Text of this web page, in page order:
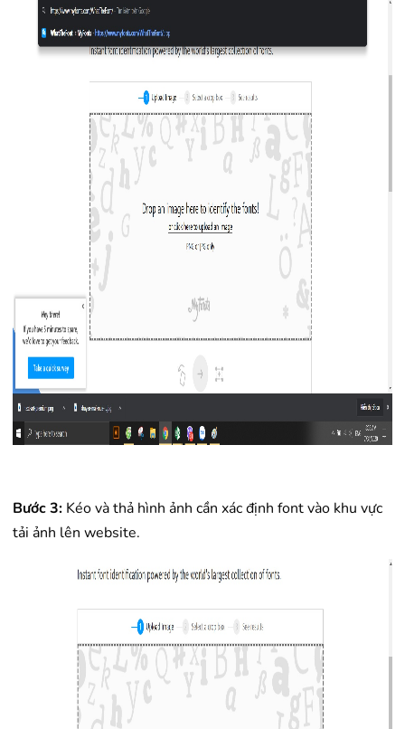
Bước 3: Kéo và thả hình ảnh cần xác định font vào khu vực
tải ảnh lên website.